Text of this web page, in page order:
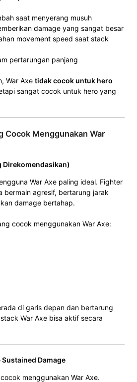
saat menyerang musuh
damage yang sangat besar
movement speed saat stack
pertarungan panjang
War Axe tidak cocok untuk hero
sangat cocok untuk hero yang
Cocok Menggunakan War
Direkomendasikan)
War Axe paling ideal. Fighter
bermain agresif, bertarung jarak
damage bertahap.
cocok menggunakan War Axe:
di garis depan dan bertarung
War Axe bisa aktif secara
Damage
menggunakan War Axe.